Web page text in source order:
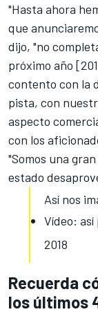
"Hasta ahora
que
dijo, "no
próximo año
contento con la
pista, con
aspecto
con los
"Somos una
estado
Así nos
Vídeo:
2018
Recuerda
los últimos